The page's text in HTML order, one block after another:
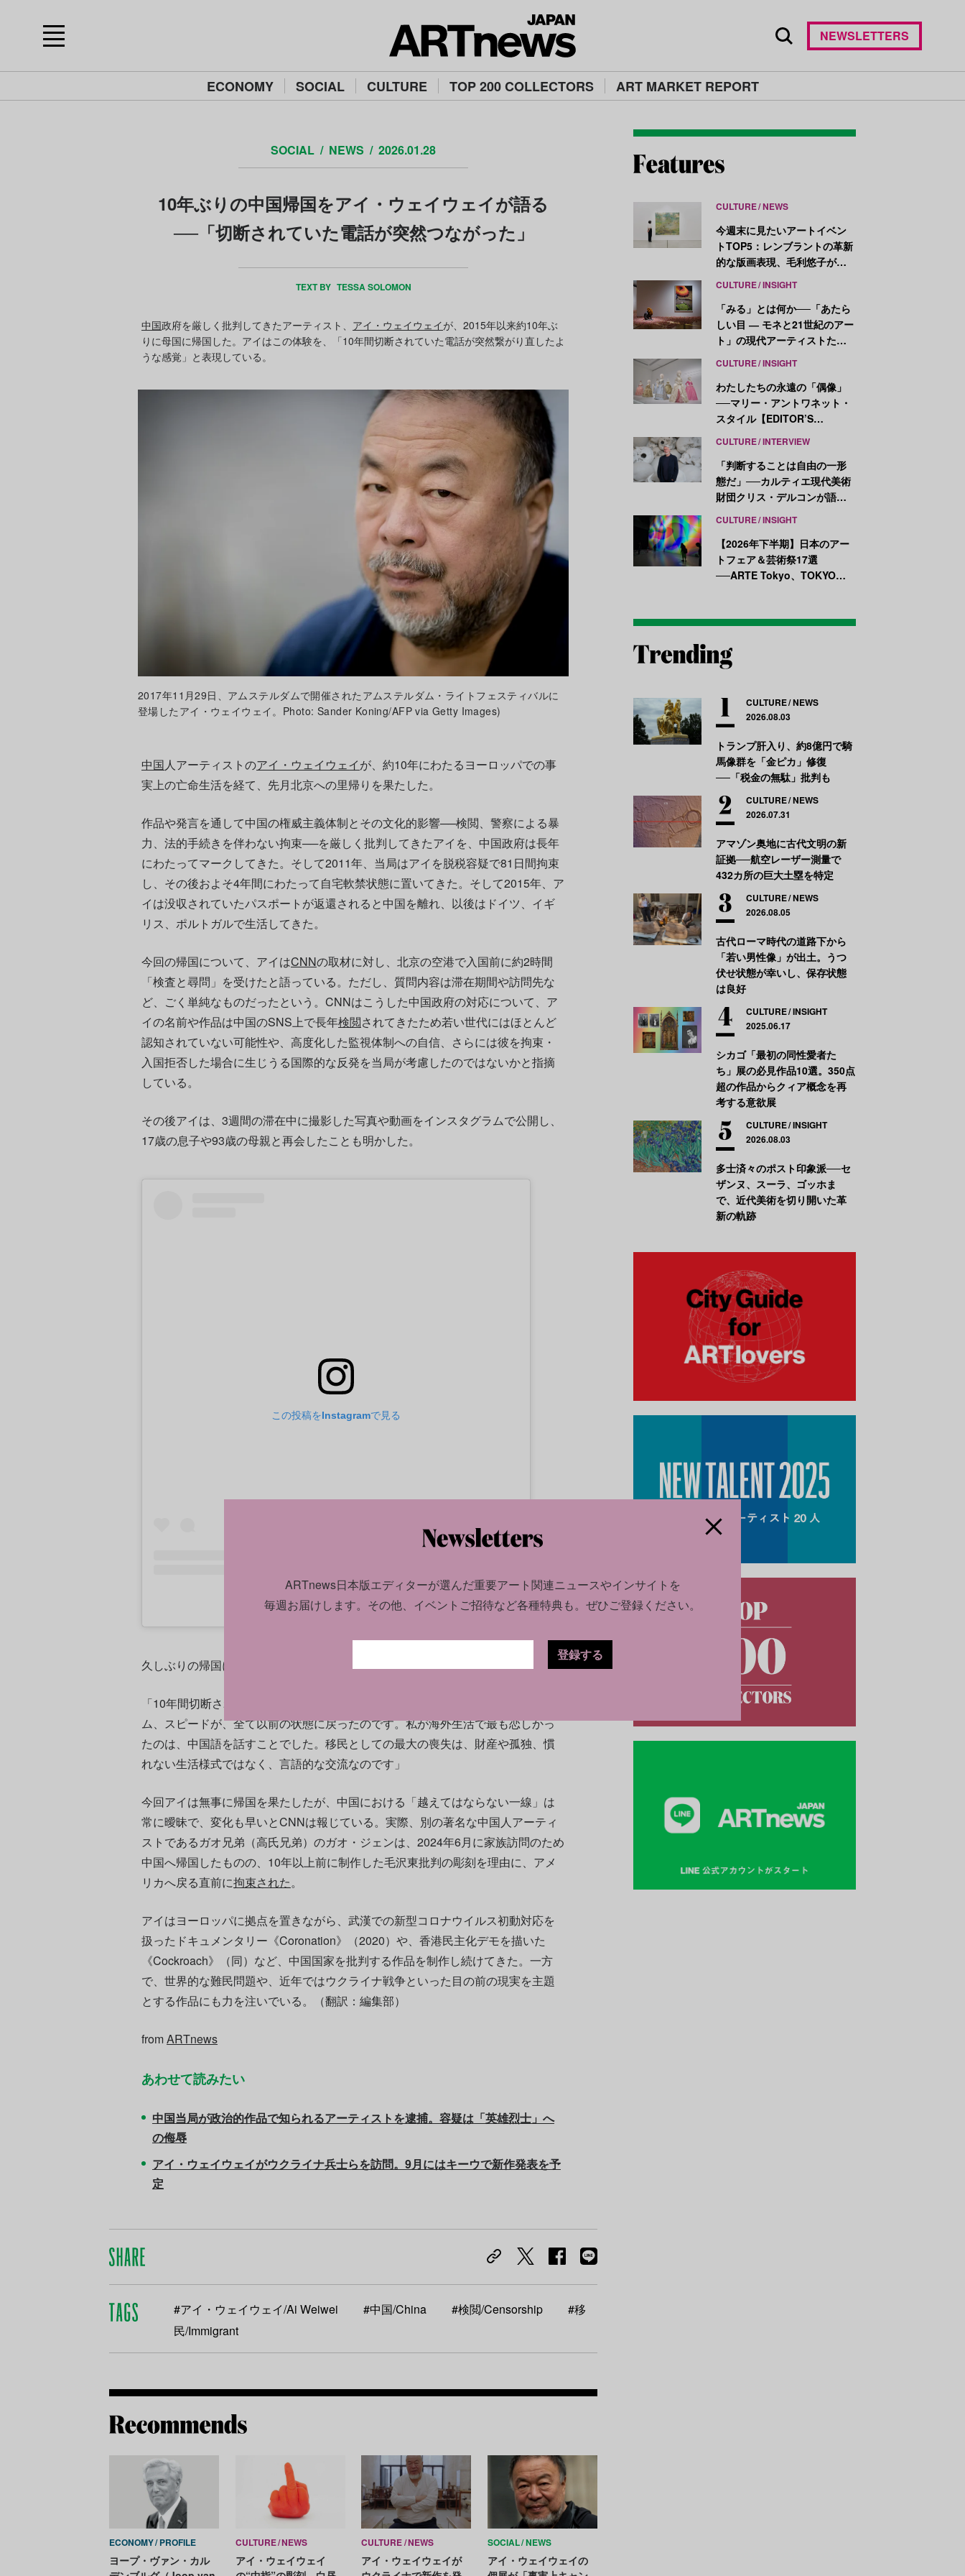
ECONOMY SOCIAL CULTURE TOP 200 COLLECTORS ART MARKET REPORT
NEWSLETTERS
SOCIAL NEWS 2026.01.28
10年ぶりの中国帰国をアイ・ウェイウェイが語る
──「切断されていた電話が突然つながった」
TEXT BY TESSA SOLOMON
中国政府を厳しく批判してきたアーティスト、 アイ・ウェイウェイが、2015年以来約10年ぶ
りに母国に帰国した。アイはこの体験を、「10年間切断されていた電話が突然繋がり直したよ
うな感覚」と表現している。
2017年11月29日、アムステルダムで開催されたアムステルダム・ライトフェスティバルに
登場したアイ・ウェイウェイ。Photo: Sander Koning/AFP via Getty Images)
中国人アーティストのアイ・ウェイウェイが、約10年にわたるヨーロッパでの事
実上の亡命生活を経て、先月北京への里帰りを果たした。
作品や発言を通して中国の権威主義体制とその文化的影響──検閲、警察による暴
力、法的手続きを伴わない拘束──を厳しく批判してきたアイを、中国政府は長年
にわたってマークしてきた。そして2011年、当局はアイを脱税容疑で81日間拘束
し、その後およそ4年間にわたって自宅軟禁状態に置いてきた。そして2015年、ア
イは没収されていたパスポートが返還されると中国を離れ、以後はドイツ、イギ
リス、ポルトガルで生活してきた。
今回の帰国について、アイはCNNの取材に対し、北京の空港で入国前に約2時間
「検査と尋問」を受けたと語っている。ただし、質問内容は滞在期間や訪問先な
ど、ごく単純なものだったという。CNNはこうした中国政府の対応について、ア
イの名前や作品は中国のSNS上で長年検閲されてきたため若い世代にはほとんど
認知されていない可能性や、高度化した監視体制への自信、さらには彼を拘束・
入国拒否した場合に生じうる国際的な反発を当局が考慮したのではないかと指摘
している。
その後アイは、3週間の滞在中に撮影した写真や動画をインスタグラムで公開し、
17歳の息子や93歳の母親と再会したことも明かした。
この投稿をInstagramで見る
Ai Weiwei(@aiww)がシェアした投稿
久しぶりの帰国について、アイはCNNに次のように語っている。
「10年間切断されていた電話が突然繋がり直したような感覚でした。口調やリズ
ム、スピードが、全て以前の状態に戻ったのです。私が海外生活で最も恋しかっ
たのは、中国語を話すことでした。移民としての最大の喪失は、財産や孤独、慣
れない生活様式ではなく、言語的な交流なのです」
今回アイは無事に帰国を果たしたが、中国における「越えてはならない一線」は
常に曖昧で、変化も早いとCNNは報じている。実際、別の著名な中国人アーティ
ストであるガオ兄弟（高氏兄弟）のガオ・ジェンは、2024年6月に家族訪問のため
中国へ帰国したものの、10年以上前に制作した毛沢東批判の彫刻を理由に、アメ
リカへ戻る直前に拘束された。
アイはヨーロッパに拠点を置きながら、武漢での新型コロナウイルス初動対応を
扱ったドキュメンタリー《Coronation》（2020）や、香港民主化デモを描いた
《Cockroach》（同）など、中国国家を批判する作品を制作し続けてきた。一方
で、世界的な難民問題や、近年ではウクライナ戦争といった目の前の現実を主題
とする作品にも力を注いでいる。（翻訳：編集部）
fromARTnews
あわせて読みたい
中国当局が政治的作品で知られるアーティストを逮捕。容疑は「英雄烈士」へ
の侮辱
アイ・ウェイウェイがウクライナ兵士らを訪問。9月にはキーウで新作発表を予
定
#アイ・ウェイウェイ/Ai Weiwei #中国/China #検閲/Censorship
#移
民/Immigrant
ECONOMY PROFILE
ヨープ・ヴァン・カル
CULTURE NEWS
アイ・ウェイウェイ
CULTURE NEWS
アイ・ウェイウェイが
SOCIAL NEWS
アイ・ウェイウェイの
CULTURE NEWS
今週末に見たいアートイベン
トTOP5：レンブラントの革新
的な版画表現、毛利悠子がヴ
CULTURE INSIGHT
「みる」とは何か──「あたら
しい目 ― モネと21世紀のアー
ト」の現代アーティストたち
CULTURE INSIGHT
わたしたちの永遠の「偶像」
──マリー・アントワネット・
スタイル【EDITOR’S
CULTURE INTERVIEW
「判断することは自由の一形
態だ」──カルティエ現代美術
財団クリス・デルコンが語
CULTURE INSIGHT
【2026年下半期】日本のアー
トフェア＆芸術祭17選
──ARTE Tokyo、TOKYO
CULTURE NEWS
2026.08.03
トランプ肝入り、約8億円で騎
馬像群を「金ピカ」修復
──「税金の無駄」批判も
CULTURE NEWS
2026.07.31
アマゾン奥地に古代文明の新
証拠──航空レーザー測量で
432カ所の巨大土塁を特定
CULTURE NEWS
2026.08.05
古代ローマ時代の道路下から
「若い男性像」が出土。うつ
伏せ状態が幸いし、保存状態
は良好
CULTURE INSIGHT
2025.06.17
シカゴ「最初の同性愛者た
ち」展の必見作品10選。350点
超の作品からクィア概念を再
考する意欲展
CULTURE INSIGHT
2026.08.03
多士済々のポスト印象派──セ
ザンヌ、スーラ、ゴッホま
で、近代美術を切り開いた革
新の軌跡
ARTnews日本版エディターが選んだ重要アート関連ニュースやインサイトを
毎週お届けします。 その他、イベントご招待など各種特典も。ぜひご登録ください。
登録する